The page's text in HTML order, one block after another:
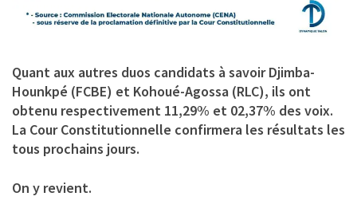
Quant aux autres duos candidats à savoir Djimba-
Hounkpé (FCBE) et Kohoué-Agossa (RLC), ils ont
obtenu respectivement 11,29% et 02,37% des voix.
La Cour Constitutionnelle confirmera les résultats les
tous prochains jours.
On y revient.